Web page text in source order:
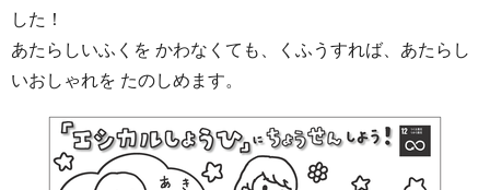
した！
あたらしいふくを かわなくても、くふうすれば、あたらし
いおしゃれを たのしめます。